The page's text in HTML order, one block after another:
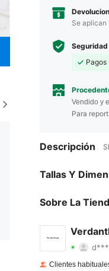
Se aplican
Pagos
Vendido y
Para
Descripción
Tallas Y
Sobre La
d***e
4.91
Clientes